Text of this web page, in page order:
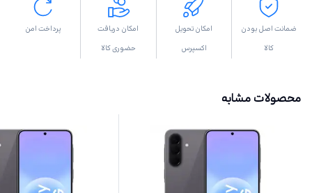
ضمانت اصل بودن
کالا
امکان تحویل
اکسپرس
امکان دریافت
حضوری کالا
پرداخت امن
محصولات مشابه